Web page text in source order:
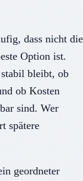
dass nicht die
Option ist.
bleibt, ob
ob Kosten
sind. Wer
spätere
geordneter